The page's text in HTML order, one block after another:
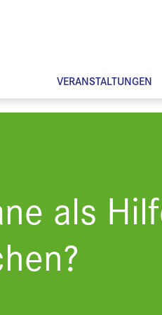
VERANSTALTUNGEN
als